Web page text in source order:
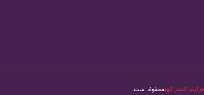
فرآیند گستر کهنمحفوظ است.